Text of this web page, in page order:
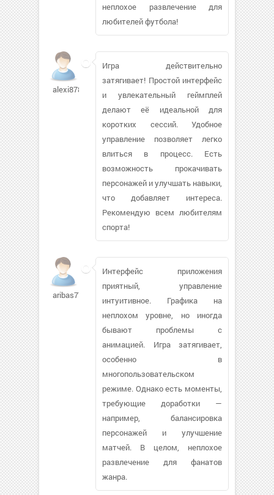
неплохое развлечение для
любителей футбола!
alexi8787
Игра действительно
затягивает! Простой интерфейс
и увлекательный геймплей
делают её идеальной для
коротких сессий. Удобное
управление позволяет легко
влиться в процесс. Есть
возможность прокачивать
персонажей и улучшать навыки,
что добавляет интереса.
Рекомендую всем любителям
спорта!
aribas77
Интерфейс приложения
приятный, управление
интуитивное. Графика на
неплохом уровне, но иногда
бывают проблемы с
анимацией. Игра затягивает,
особенно в
многопользовательском
режиме. Однако есть моменты,
требующие доработки —
например, балансировка
персонажей и улучшение
матчей. В целом, неплохое
развлечение для фанатов
жанра.